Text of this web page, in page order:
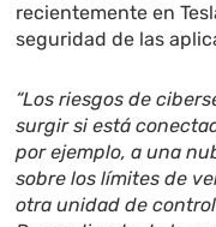
recientemente en
seguridad de las
“Los riesgos de
surgir si está
por ejemplo, a una
sobre los límites de
otra unidad de